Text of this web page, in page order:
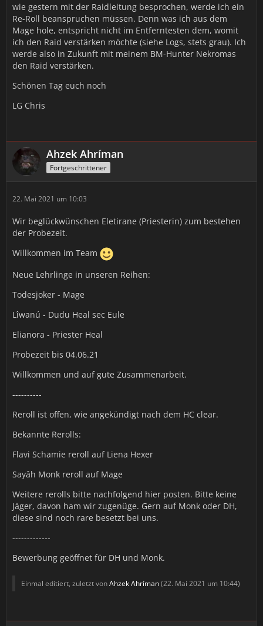
wie gestern mit der Raidleitung besprochen, werde ich ein
Re-Roll beanspruchen müssen. Denn was ich aus dem
Mage hole, entspricht nicht im Entferntesten dem, womit
ich den Raid verstärken möchte (siehe Logs, stets grau). Ich
werde also in Zukunft mit meinem BM-Hunter Nekromas
den Raid verstärken.
Schönen Tag euch noch
LG Chris
Ahzek Ahríman
Fortgeschrittener
22. Mai 2021 um 10:03
Wir beglückwünschen Eletirane (Priesterin) zum bestehen
der Probezeit.
Willkommen im Team
Neue Lehrlinge in unseren Reihen:
Todesjoker - Mage
Lîwanú - Dudu Heal sec Eule
Elianora - Priester Heal
Probezeit bis 04.06.21
Willkommen und auf gute Zusammenarbeit.
----------
Reroll ist offen, wie angekündigt nach dem HC clear.
Bekannte Rerolls:
Flavi Schamie reroll auf Liena Hexer
Sayâh Monk reroll auf Mage
Weitere rerolls bitte nachfolgend hier posten. Bitte keine
Jäger, davon ham wir zugenüge. Gern auf Monk oder DH,
diese sind noch rare besetzt bei uns.
-------------
Bewerbung geöffnet für DH und Monk.
Einmal editiert, zuletzt vonAhzek Ahríman(22. Mai 2021 um 10:44)